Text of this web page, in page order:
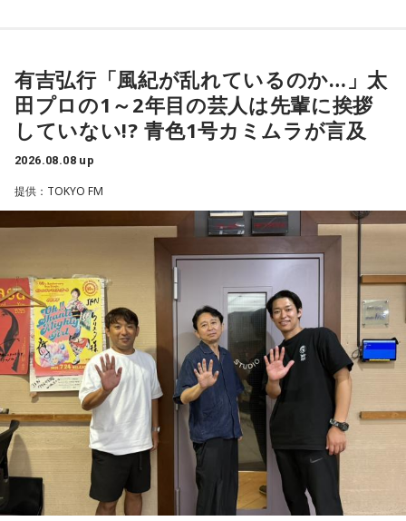
それに対してまた変化をしてくるから。だから“個”の力を高め
て、時間をつくれる選手が重要になってくるということです
ね。
◆世界で戦うために必要な“個”の力
あの戦いができたというのは、選手層も相当厚くなったとい
福田：そうですね。選手層は厚くなっているし、森保監督の
「誰が出ても同じような戦いができる準備をしてきた」とい
う言葉がその通りであることを、グループステージで証明で
きていたと思います。でも、そこから上に行くためには、や
っぱり“個の力”が必要だったかなと感じています。
世界で見ても、日本だけでなく主力の選手がケガする国は
多々あって、それでも勝ち上がっていく力が必要なのがW杯
なんです。そういう意味では、確かに選手層は厚くなったけ
れども、さらに“個”の力を高めながら、選手層をもっと厚くし
なきゃいけない。ベスト16・ベスト8に進む国と比べたとき
に、そこまでの選手層だったのかというと、まだまだ厚くし
輝き、Jリーグ通算228試合出場93得点を挙げ、日本代表では
45試合出場で9ゴールを記録するなど活躍を見せ、1993年に
はW杯アジア地区最終予選にも出場しました。2002年に現役
を引退した後は、サッカー解説者としてメディアでの活動の
活かしながら幅広く活動しています。
◆福田正博がW杯ブラジル戦を総括
藤木：ブラジル戦で、前半は佐野海舟選手の素晴らしいイン
ターセプトからのゴールがありましたし、前半の終了間際に
は日本がボールを持つ時間もありました。しかし、後半に入
ってからブラジルが戦略を変えてきて、日本が一方的に押し
込まれてしまった。試合のなかで具体的な戦術が打ち出せな
かったと考えると、（選手のなかに）もう少し具体的な戦略
を示す人、ブレーンが必要なのかなと素人目には思ってしま
うのですが……。
福田：そういう見方も当然ありますし、それができれば一番
いいと思うのですが、森保監督は帰国後の会見で「戦術は後
出しジャンケンだ」と言っていたんです。どういうことかと
いうと、自分たちが変えたら相手がまた変えてくる、それに
対してまた変えていかなきゃならない。ベンチでその都度
有吉弘行「風紀が乱れているのか…」太
田プロの1～2年目の芸人は先輩に挨拶
していない!? 青色1号カミムラが言及
2026.08.08 up
提供：TOKYO FM